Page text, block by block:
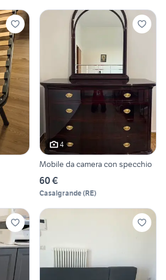
4
Mobile da camera con specchio
60 €
Casalgrande(RE)